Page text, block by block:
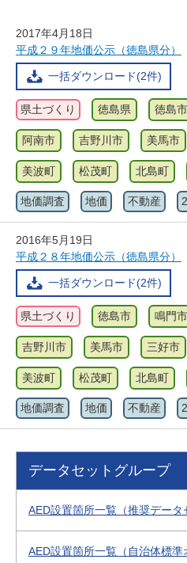
2017年4月18日
平成２９年地価公示（徳島県分）
一括ダウンロード(2件)
県土づくり 徳島県 徳島市
阿南市 吉野川市 美馬市
美波町 松茂町 北島町
地価調査 地価 不動産
2016年5月19日
平成２８年地価公示（徳島県分）
一括ダウンロード(2件)
県土づくり 徳島市 鳴門市
吉野川市 美馬市 三好市
美波町 松茂町 北島町
地価調査 地価 不動産
データセットグループ
AED設置箇所一覧（推奨データ
AED設置箇所一覧（自治体標準